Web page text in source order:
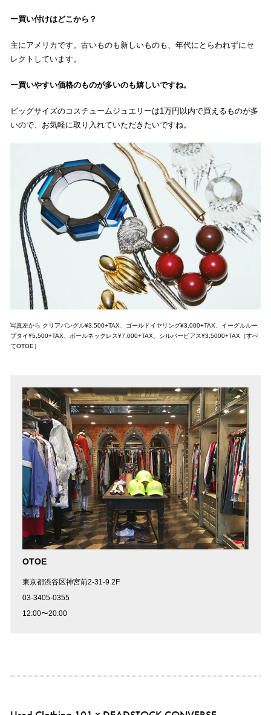
買い付けはどこから？
主にアメリカです。古いものも新しいものも、年代にとらわれずにセ
レクトしています。
買いやすい価格のものが多いのも嬉しいですね。
ビッグサイズのコスチュームジュエリーは1万円以内で買えるものが多
いので、お気軽に取り入れていただきたいですね。
写真左から クリアバングル¥3,500+TAX、ゴールドイヤリング¥3,000+TAX、イーグルルー
プタイ¥5,500+TAX、ボールネックレス¥7,000+TAX、シルバーピアス¥3,5000+TAX（すべ
てOTOE）
OTOE
東京都渋谷区神宮前2-31-9 2F
03-3405-0355
12:00〜20:00